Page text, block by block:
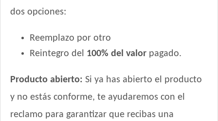
dos opciones:
Reemplazo por otro
Reintegro del 100% del valor pagado.
Producto abierto: Si ya has abierto el producto
y no estás conforme, te ayudaremos con el
reclamo para garantizar que recibas una